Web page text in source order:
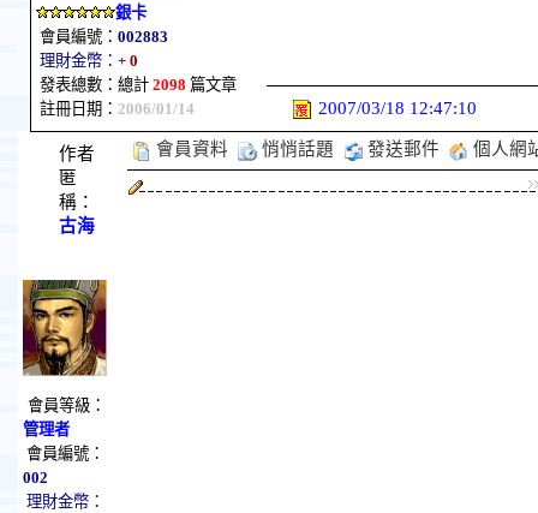
銀卡
會員編號： 002883
理財金幣： + 0
發表總數：總計 2098 篇文章
註冊日期： 2006/01/14 2007/03/18 12:47:10
作者
匿
稱：
古海
會員等級：
管理者
會員編號：
002
理財金幣：
會員資料 悄悄話題 發送郵件 個人網